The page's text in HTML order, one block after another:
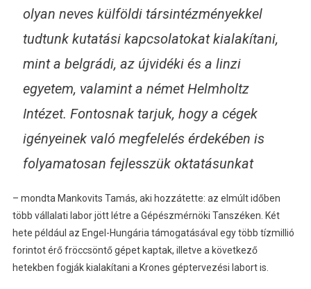
olyan neves külföldi társintézményekkel
tudtunk kutatási kapcsolatokat kialakítani,
mint a belgrádi, az újvidéki és a linzi
egyetem, valamint a német Helmholtz
Intézet. Fontosnak tarjuk, hogy a cégek
igényeinek való megfelelés érdekében is
folyamatosan fejlesszük oktatásunkat
– mondta Mankovits Tamás, aki hozzátette: az elmúlt időben
több vállalati labor jött létre a Gépészmérnöki Tanszéken. Két
hete például az Engel-Hungária támogatásával egy több tízmillió
forintot érő fröccsöntő gépet kaptak, illetve a következő
hetekben fogják kialakítani a Krones géptervezési labort is.